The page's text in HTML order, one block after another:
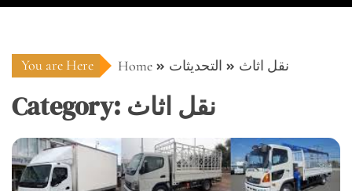
You are Here Home التحديثات نقل اثاث
Category: نقل اثاث